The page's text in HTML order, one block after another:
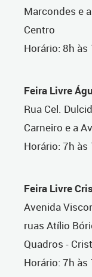
Marcondes e
Centro
Horário: 8h às
Feira Livre
Rua Cel.
Carneiro e a
Horário: 7h às
Feira Livre
Avenida
ruas Atílio
Quadros -
Horário: 7h às